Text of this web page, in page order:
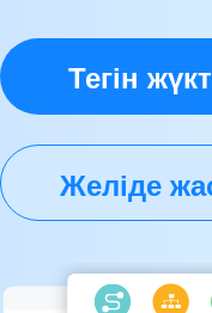
Тегін
Желіде